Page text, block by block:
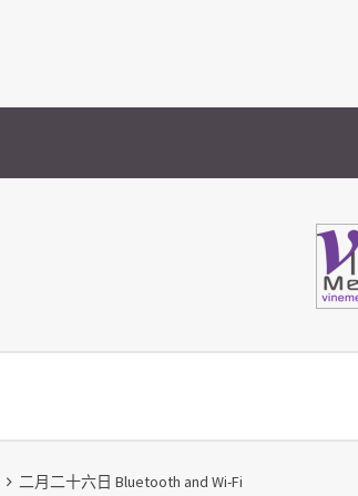
二月二十六日 Bluetooth and Wi-Fi